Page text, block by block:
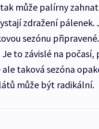
může palírny
zdražení pálenek.
sezónu
to závislé na
ale taková sezóna
může být radikální.